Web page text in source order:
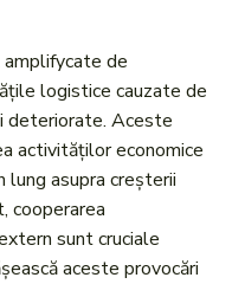
de
logistice cauzate de
deteriorate. Aceste
activităților economice
asupra creșterii
cooperarea
sunt cruciale
aceste provocări